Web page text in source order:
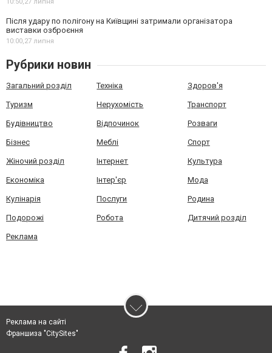
Після удару по полігону на Київщині затримали організатора
виставки озброєння
10:00,27 липня
Рубрики новин
Загальний розділ Техніка Здоров'я
Туризм Нерухомість Транспорт
Будівництво Відпочинок Розваги
Бізнес Меблі Спорт
Жіночий розділ Інтернет Культура
Економіка Інтер'єр Мода
Кулінарія Послуги Родина
Подорожі Робота Дитячий розділ
Реклама
Реклама на сайті
Франшиза "CitySites"